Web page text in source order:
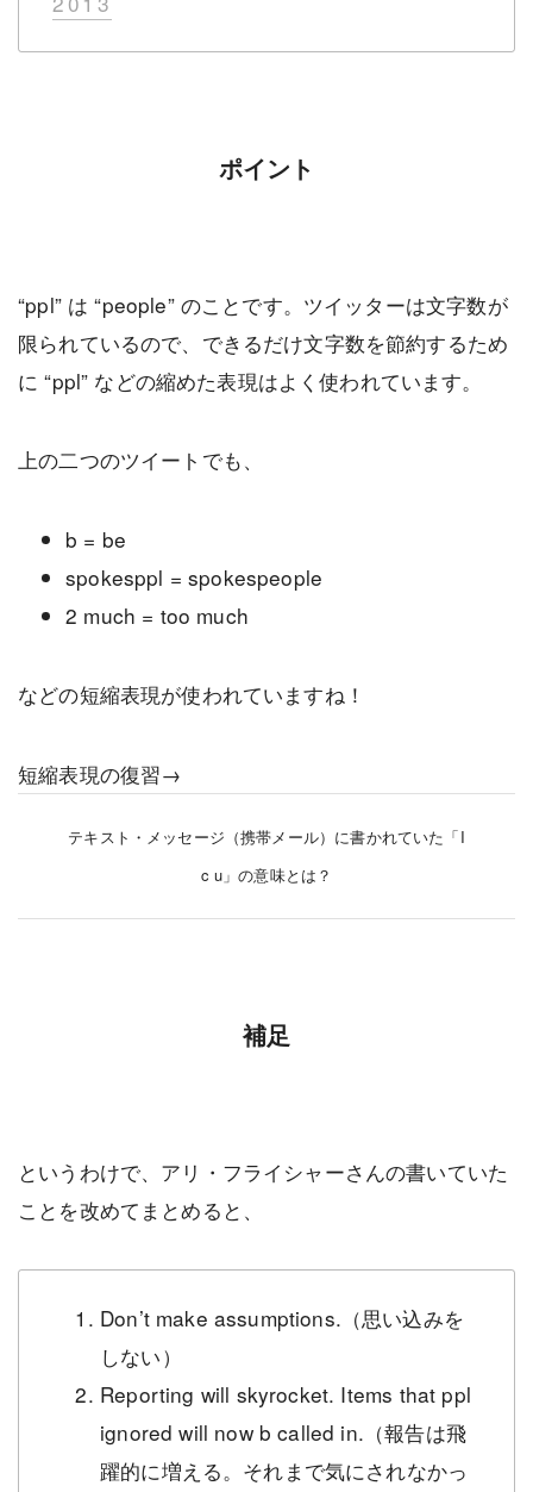
ポイント
“ppl” は “people” のことです。ツイッターは文字数が
限られているので、できるだけ文字数を節約するため
に “ppl” などの縮めた表現はよく使われています。
上の二つのツイートでも、
b = be
spokesppl = spokespeople
2 much = too much
などの短縮表現が使われていますね！
短縮表現の復習→
テキスト・メッセージ（携帯メール）に書かれていた「I
c u」の意味とは？
補足
というわけで、アリ・フライシャーさんの書いていた
ことを改めてまとめると、
Don’t make assumptions.（思い込みを
しない）
Reporting will skyrocket. Items that ppl
ignored will now b called in.（報告は飛
躍的に増える。それまで気にされなかっ